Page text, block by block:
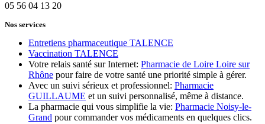
05 56 04 13 20
Nos services
Entretiens pharmaceutique TALENCE
Vaccination TALENCE
Votre relais santé sur Internet: Pharmacie de Loire Loire sur
Rhône pour faire de votre santé une priorité simple à gérer.
Avec un suivi sérieux et professionnel: Pharmacie
GUILLAUME et un suivi personnalisé, même à distance.
La pharmacie qui vous simplifie la vie: Pharmacie Noisy-le-
Grand pour commander vos médicaments en quelques clics.